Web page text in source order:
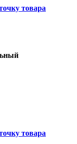
товара
товара